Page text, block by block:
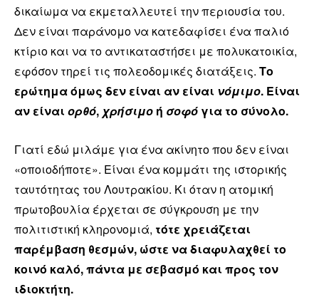
δικαίωμα να εκμεταλλευτεί την περιουσία του.
Δεν είναι παράνομο να κατεδαφίσει ένα παλιό
κτίριο και να το αντικαταστήσει με πολυκατοικία,
εφόσον τηρεί τις πολεοδομικές διατάξεις. Το
ερώτημα όμως δεν είναι αν είναι νόμιμο. Είναι
αν είναι ορθό, χρήσιμο ή σοφό για το σύνολο.
Γιατί εδώ μιλάμε για ένα ακίνητο που δεν είναι
«οποιοδήποτε». Είναι ένα κομμάτι της ιστορικής
ταυτότητας του Λουτρακίου. Κι όταν η ατομική
πρωτοβουλία έρχεται σε σύγκρουση με την
πολιτιστική κληρονομιά, τότε χρειάζεται
παρέμβαση θεσμών, ώστε να διαφυλαχθεί το
κοινό καλό, πάντα με σεβασμό και προς τον
ιδιοκτήτη.